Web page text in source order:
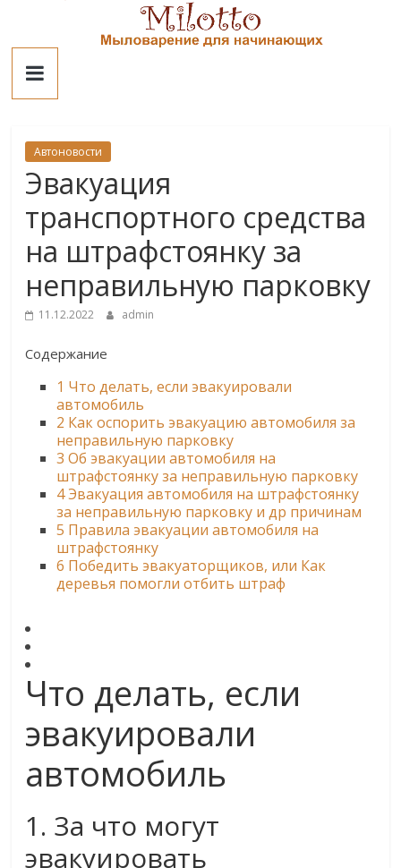
contentМилотто
Автоновости
Эвакуация
транспортного средства
на штрафстоянку за
неправильную парковку
11.12.2022 admin
Содержание
1 Что делать, если эвакуировали
автомобиль
2 Как оспорить эвакуацию автомобиля за
неправильную парковку
3 Об эвакуации автомобиля на
штрафстоянку за неправильную парковку
4Эвакуация автомобиля на штрафстоянку
за неправильную парковку и др причинам
5 Правила эвакуации автомобиля на
штрафстоянку
6 Победить эвакуаторщиков, или Как
деревья помогли отбить штраф
Что делать, если
эвакуировали
автомобиль
1. За что могут
эвакуировать